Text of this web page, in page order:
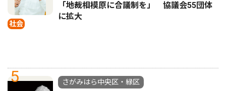
社会
「地裁相模原に合議制を」 協議会55団体
に拡大
5
さがみはら中央区・緑区